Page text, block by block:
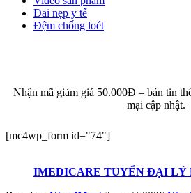
Đai nẹp y tế
Đệm chống loét
Nhận mã giảm giá 50.000Đ – bản tin
mại cập nhật.
[mc4wp_form id="74"]
IMEDICARE TUYỂN ĐẠI LÝ